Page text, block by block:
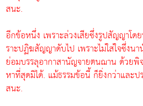
สนะ.
อีกข้อหนึ่ง เพราะล่วงเสียซึ่งรูปสัญญาโด
ราะปฏิฆสัญญาดับไป เพราะไม่ใส่ใจซึ่ง
ย่อมบรรลุอากาสานัญจายตนฌาน ด้วยพิ
หาที่สุดมิได้. แม้ธรรมข้อนี้ ก็ยิ่งกว่าและ
สนะ.